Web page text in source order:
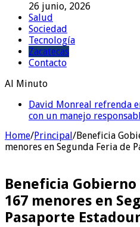
26 junio, 2026
Salud
Sociedad
Tecnología
Zacatecas
Contacto
Al Minuto
David Monreal refrenda
con un manejo
Home/Principal/Beneficia
menores en Segunda Feria de
Beneficia Gobierno
167 menores en
Pasaporte